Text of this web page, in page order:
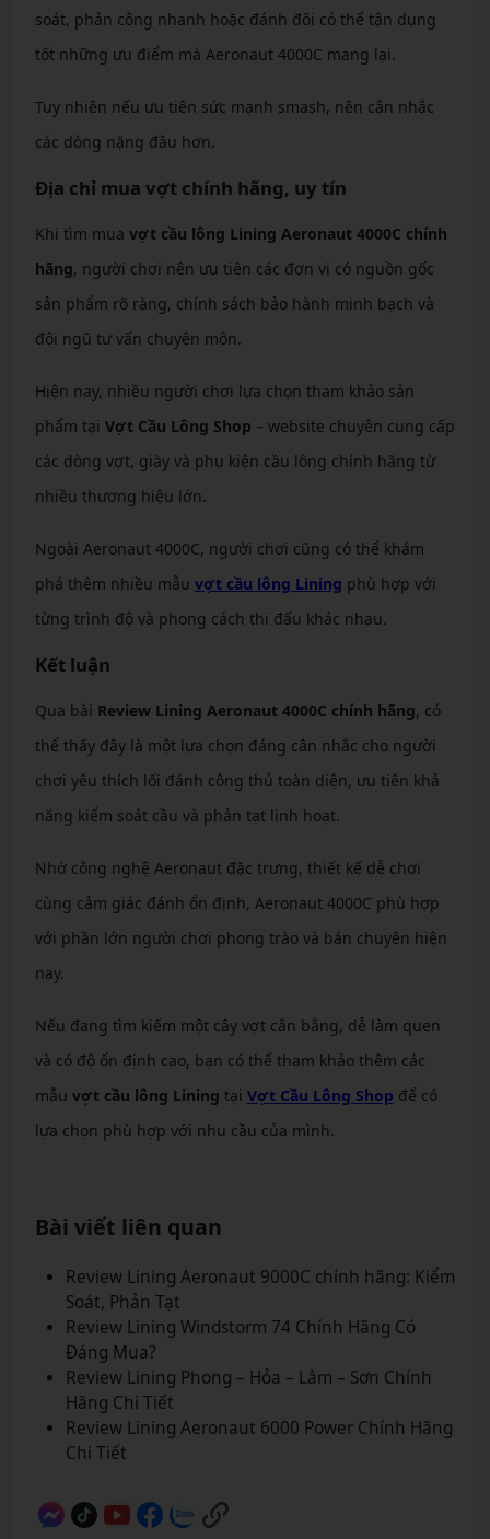
soát, phản công nhanh hoặc đánh đôi có thể tận dụng
tốt những ưu điểm mà Aeronaut 4000C mang lại.
Tuy nhiên nếu ưu tiên sức mạnh smash, nên cân nhắc
các dòng nặng đầu hơn.
Địa chỉ mua vợt chính hãng, uy tín
Khi tìm mua vợt cầu lông Lining Aeronaut 4000C chính
hãng, người chơi nên ưu tiên các đơn vị có nguồn gốc
sản phẩm rõ ràng, chính sách bảo hành minh bạch và
đội ngũ tư vấn chuyên môn.
Hiện nay, nhiều người chơi lựa chọn tham khảo sản
phẩm tại Vợt Cầu Lông Shop – website chuyên cung cấp
các dòng vợt, giày và phụ kiện cầu lông chính hãng từ
nhiều thương hiệu lớn.
Ngoài Aeronaut 4000C, người chơi cũng có thể khám
phá thêm nhiều mẫu vợt cầu lông Lining phù hợp với
từng trình độ và phong cách thi đấu khác nhau.
Kết luận
Qua bài Review Lining Aeronaut 4000C chính hãng, có
thể thấy đây là một lựa chọn đáng cân nhắc cho người
chơi yêu thích lối đánh công thủ toàn diện, ưu tiên khả
năng kiểm soát cầu và phản tạt linh hoạt.
Nhờ công nghệ Aeronaut đặc trưng, thiết kế dễ chơi
cùng cảm giác đánh ổn định, Aeronaut 4000C phù hợp
với phần lớn người chơi phong trào và bán chuyên hiện
nay.
Nếu đang tìm kiếm một cây vợt cân bằng, dễ làm quen
và có độ ổn định cao, bạn có thể tham khảo thêm các
mẫu vợt cầu lông Lining tại Vợt Cầu Lông Shop để có
lựa chọn phù hợp với nhu cầu của mình.
Bài viết liên quan
Review Lining Aeronaut 9000C chính hãng: Kiểm
Soát, Phản Tạt
Review Lining Windstorm 74 Chính Hãng Có
Đáng Mua?
Review Lining Phong – Hỏa – Lâm – Sơn Chính
Hãng Chi Tiết
Review Lining Aeronaut 6000 Power Chính Hãng
Chi Tiết